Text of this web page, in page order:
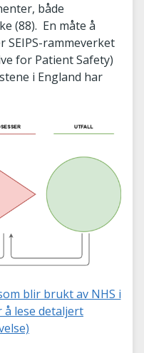
både
(88). En måte å
SEIPS-rammeverket
for Patient Safety)
i England har
blir brukt av NHS i
å lese detaljert